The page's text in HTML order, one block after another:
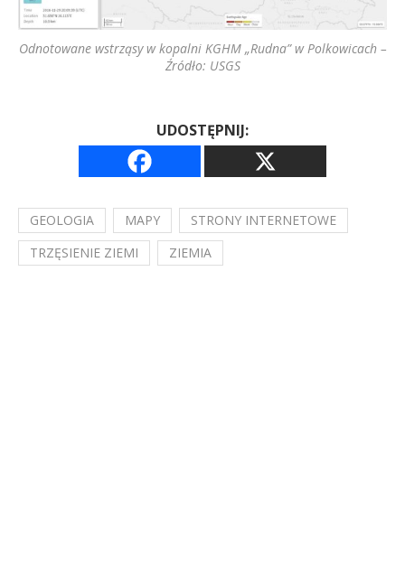
Odnotowane wstrząsy w kopalni KGHM „Rudna” w Polkowicach –
Źródło: USGS
UDOSTĘPNIJ:
GEOLOGIA MAPY
STRONY INTERNETOWE
TRZĘSIENIE ZIEMI
ZIEMIA